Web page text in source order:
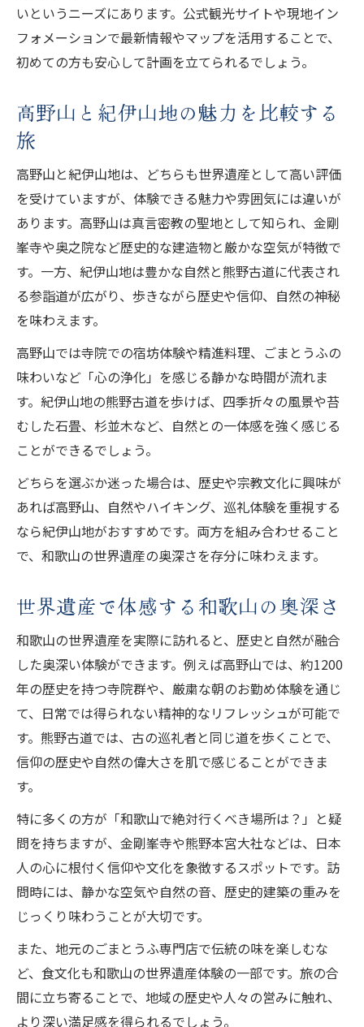
熊野世界遺産一覧で見る必見ルート
和歌山の世界遺産マップ活用術
世界遺産マップで高野山を効率巡り
和歌山世界遺産一覧を地図で徹底整理
世界遺産巡りに最適なルート選びのコツ
心に響く高野山と紀伊山地の歩き方
高野山と紀伊山地の世界遺産巡礼術
世界遺産スポットを満喫する歩き方
高野山・紀伊山地で忘れられない体験
世界遺産を深く知る紀伊山地の歩き旅
熊野古道と高野山を繋ぐおすすめコース
いというニーズにあります。公式観光サイトや現地イン
フォメーションで最新情報やマップを活用することで、
初めての方も安心して計画を立てられるでしょう。
高野山と紀伊山地の魅力を比較する
旅
高野山と紀伊山地は、どちらも世界遺産として高い評価
を受けていますが、体験できる魅力や雰囲気には違いが
あります。高野山は真言密教の聖地として知られ、金剛
峯寺や奥之院など歴史的な建造物と厳かな空気が特徴で
す。一方、紀伊山地は豊かな自然と熊野古道に代表され
る参詣道が広がり、歩きながら歴史や信仰、自然の神秘
を味わえます。
高野山では寺院での宿坊体験や精進料理、ごまとうふの
味わいなど「心の浄化」を感じる静かな時間が流れま
す。紀伊山地の熊野古道を歩けば、四季折々の風景や苔
むした石畳、杉並木など、自然との一体感を強く感じる
ことができるでしょう。
どちらを選ぶか迷った場合は、歴史や宗教文化に興味が
あれば高野山、自然やハイキング、巡礼体験を重視する
なら紀伊山地がおすすめです。両方を組み合わせること
で、和歌山の世界遺産の奥深さを存分に味わえます。
世界遺産で体感する和歌山の奥深さ
和歌山の世界遺産を実際に訪れると、歴史と自然が融合
した奥深い体験ができます。例えば高野山では、約1200
年の歴史を持つ寺院群や、厳粛な朝のお勤め体験を通じ
て、日常では得られない精神的なリフレッシュが可能で
す。熊野古道では、古の巡礼者と同じ道を歩くことで、
信仰の歴史や自然の偉大さを肌で感じることができま
す。
特に多くの方が「和歌山で絶対行くべき場所は？」と疑
問を持ちますが、金剛峯寺や熊野本宮大社などは、日本
人の心に根付く信仰や文化を象徴するスポットです。訪
問時には、静かな空気や自然の音、歴史的建築の重みを
じっくり味わうことが大切です。
また、地元のごまとうふ専門店で伝統の味を楽しむな
ど、食文化も和歌山の世界遺産体験の一部です。旅の合
間に立ち寄ることで、地域の歴史や人々の営みに触れ、
より深い満足感を得られるでしょう。